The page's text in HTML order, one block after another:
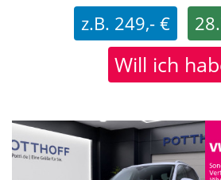
z.B. 249,- €
Will ich